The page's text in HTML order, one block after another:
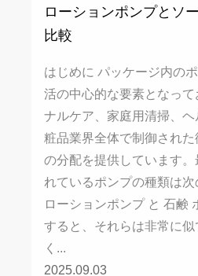
ローションポンプとソ
比較
はじめに パッケージ内の
活の中心的な要素となって
ナルケア、家庭用清掃、
粧品業界全体で制御され
の分配を提供しています。
れているポンプの種類は
ローションポンプ と 石鹸
すると、それらは非常に似
く...
2025.09.03